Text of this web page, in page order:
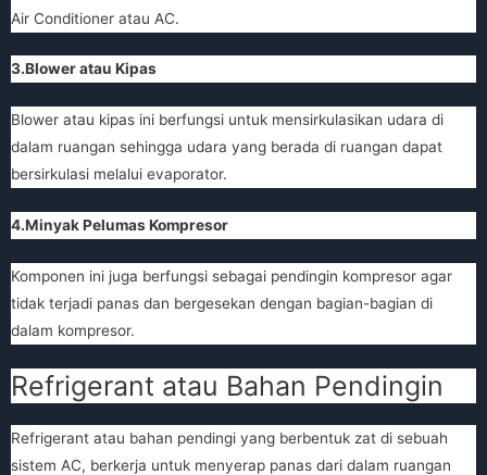
Air Conditioner atau AC.
3.Blower atau Kipas
Blower atau kipas ini berfungsi untuk mensirkulasikan udara di
dalam ruangan sehingga udara yang berada di ruangan dapat
bersirkulasi melalui evaporator.
4.Minyak Pelumas Kompresor
Komponen ini juga berfungsi sebagai pendingin kompresor agar
tidak terjadi panas dan bergesekan dengan bagian-bagian di
dalam kompresor.
Refrigerant atau Bahan Pendingin
Refrigerant atau bahan pendingi yang berbentuk zat di sebuah
sistem AC, berkerja untuk menyerap panas dari dalam ruangan